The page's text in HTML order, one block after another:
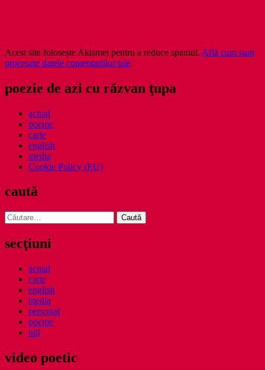
Acest site folosește Akismet pentru a reduce spamul. Află cum sunt
procesate datele comentariilor tale.
poezie de azi cu răzvan ţupa
actual
poeme
carte
english
media
Cookie Policy (EU)
caută
Caută
după:
secţiuni
actual
carte
english
media
personal
poeme
util
video poetic